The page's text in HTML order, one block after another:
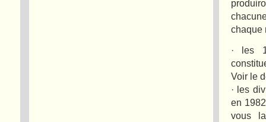
chaque
· les
Voir le
· les
en
vous